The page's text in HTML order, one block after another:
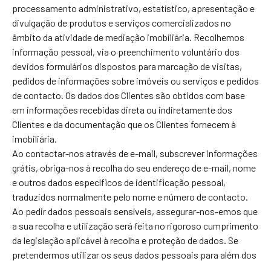
processamento administrativo, estatístico, apresentação e
divulgação de produtos e serviços comercializados no
âmbito da atividade de mediação imobiliária. Recolhemos
informação pessoal, via o preenchimento voluntário dos
devidos formulários dispostos para marcação de visitas,
pedidos de informações sobre imóveis ou serviços e pedidos
de contacto. Os dados dos Clientes são obtidos com base
em informações recebidas direta ou indiretamente dos
Clientes e da documentação que os Clientes fornecem à
imobiliária.
Ao contactar-nos através de e-mail, subscrever informações
grátis, obriga-nos à recolha do seu endereço de e-mail, nome
e outros dados específicos de identificação pessoal,
traduzidos normalmente pelo nome e número de contacto.
Ao pedir dados pessoais sensíveis, assegurar-nos-emos que
a sua recolha e utilização será feita no rigoroso cumprimento
da legislação aplicável à recolha e proteção de dados. Se
pretendermos utilizar os seus dados pessoais para além dos